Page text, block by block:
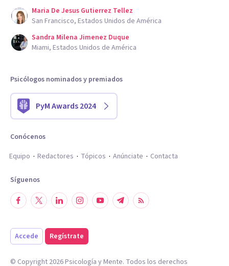
Maria De Jesus Gutierrez Tellez
San Francisco, Estados Unidos de América
Sandra Milena Jimenez Duque
Miami, Estados Unidos de América
Psicólogos nominados y premiados
PyM Awards 2024
Conócenos
Equipo
Redactores Tópicos Anúnciate Contacta
Síguenos
Accede Regístrate
© Copyright 2026Psicología y Mente. Todos los derechos